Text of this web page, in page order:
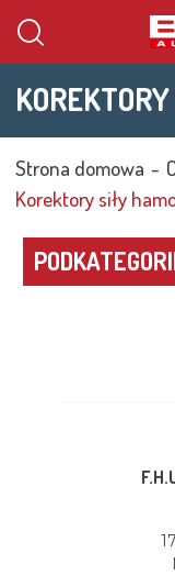
Cena
Strona domowa
Korektory siły